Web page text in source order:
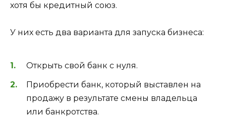
хотя бы кредитный союз.
У них есть два варианта для запуска бизнеса:
Открыть свой банк с нуля.
Приобрести банк, который выставлен на
продажу в результате смены владельца
или банкротства.